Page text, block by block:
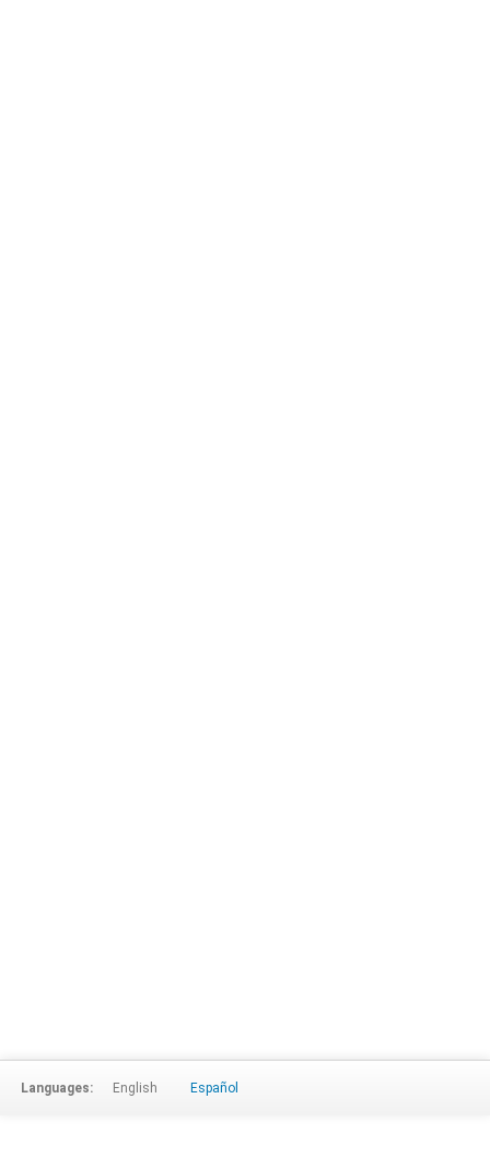
Languages: English Español